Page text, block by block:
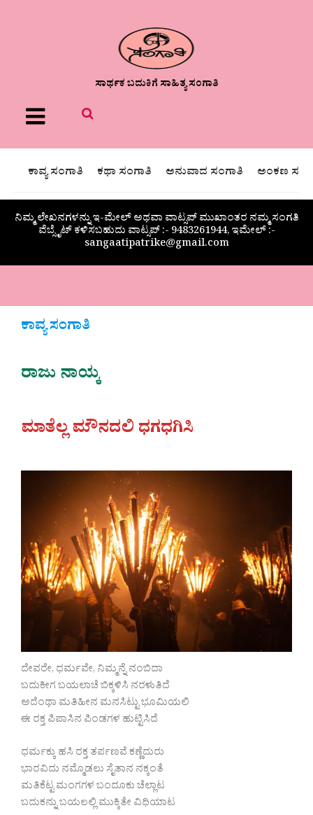
ಸಾರ್ಥಕ ಬದುಕಿಗೆ ಸಾಹಿತ್ಯ ಸಂಗಾತಿ
Menu
ಕಾವ್ಯ ಸಂಗಾತಿ ಕಥಾ ಸಂಗಾತಿ ಅನುವಾದ ಸಂಗಾತಿ ಅಂಕಣ
ನಿಮ್ಮ ಲೇಖನಗಳನ್ನು ಇ-ಮೇಲ್ ಅಥವಾ ವಾಟ್ಸಪ್ ಮುಖಾಂತರ ನಮ್ಮ ಸಂಗತಿ
ವೆಬ್ಸೈಟ್ ಕಳಿಸಬಹುದು ವಾಟ್ಸಪ್‌ :- 9483261944, ಇಮೇಲ್ :-
sangaatipatrike@gmail.com
ಕಾವ್ಯ ಸಂಗಾತಿ
ರಾಜು ನಾಯ್ಕ
ಮಾತೆಲ್ಲ ಮೌನದಲಿ ಧಗಧಗಿಸಿ
ದೇವರೇ, ಧರ್ಮವೇ, ನಿಮ್ಮನ್ನೆ ನಂಬಿದಾ
ಬದುಕೀಗ ಬಯಲಾಚೆ ಬಿಕ್ಕಳಿಸಿ ನರಳುತಿದೆ
ಅದೆಂಥಾ ಮತಿಹೀನ ಮನಸಿಟ್ಟು ಭೂಮಿಯಲಿ
ಈ ರಕ್ತ ಪಿಪಾಸಿನ ಪಿಂಡಗಳ ಹುಟ್ಟಿಸಿದೆ
ಧರ್ಮಕ್ಕು ಹಸಿ ರಕ್ತ ತರ್ಪಣವೆ ಕಣ್ಣೆದುರು
ಭಾರವಿದು ನಮ್ಮೊಡಲು ಸೈತಾನ ನಕ್ಕಂತೆ
ಮತಿಕೆಟ್ಟ ಮಂಗಗಳ ಬಂದೂಕು ಚೆಲ್ಲಾಟ
ಬದುಕನ್ನು ಬಯಲಲ್ಲಿ ಮುಕ್ಕಿತೇ ವಿಧಿಯಾಟ